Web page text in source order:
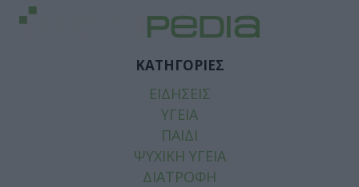
ΚΑΤΗΓΟΡΙΕΣ
ΕΙΔΗΣΕΙΣ
ΥΓΕΙΑ
ΠΑΙΔΙ
ΨΥΧΙΚΗ ΥΓΕΙΑ
ΔΙΑΤΡΟΦΗ